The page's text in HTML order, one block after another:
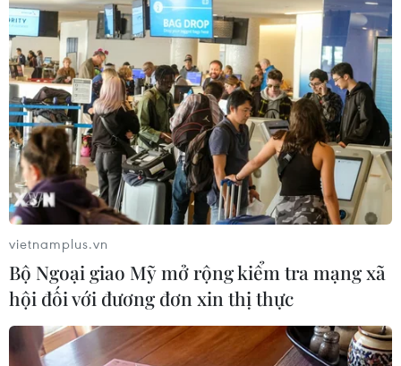
Công an Hà Nội diễu hành phương tiện ra quân tấn công trấn
áp tội phạm, bảo đảm an ninh, trật tự trước, trong và sau Tết
Nguyên đán Giáp Thìn 2024. (Ảnh: Phạm Kiên/TTXVN)
Lực lượng Cảnh sát Giao thông, Công an thành phố Hà Nội,
vietnamplus.vn
Bộ Ngoại giao Mỹ mở rộng kiểm tra mạng xã
hội đối với đương đơn xin thị thực